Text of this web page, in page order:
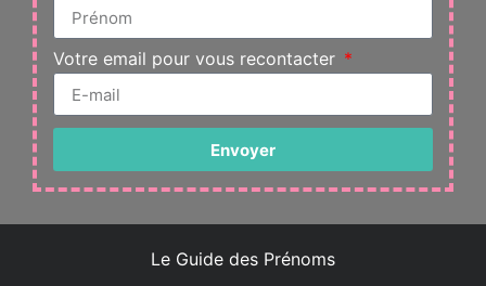
Votre email pour vous recontacter
Envoyer
Le Guide des Prénoms